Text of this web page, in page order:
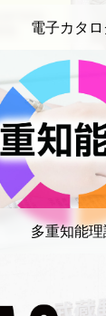
電子カタロ
多重知能理